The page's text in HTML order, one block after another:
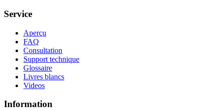
Service
Aperçu
FAQ
Consultation
Support technique
Glossaire
Livres blancs
Videos
Information